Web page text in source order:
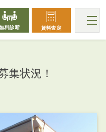
無料診断 賃料査定
集状況！